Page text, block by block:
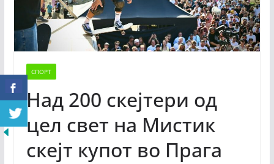
СПОРТ
Над 200 скејтери од
цел свет на Мистик
скејт купот во Прага